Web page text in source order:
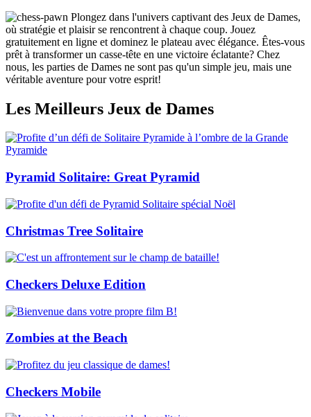
Plongez dans l'univers captivant des Jeux de Dames,
où stratégie et plaisir se rencontrent à chaque coup. Jouez
gratuitement en ligne et dominez le plateau avec élégance. Êtes-vous
prêt à transformer un casse-tête en une victoire éclatante? Chez
nous, les parties de Dames ne sont pas qu'un simple jeu, mais une
véritable aventure pour votre esprit!
Les Meilleurs Jeux de Dames
Pyramid Solitaire: Great Pyramid
Christmas Tree Solitaire
Checkers Deluxe Edition
Zombies at the Beach
Checkers Mobile